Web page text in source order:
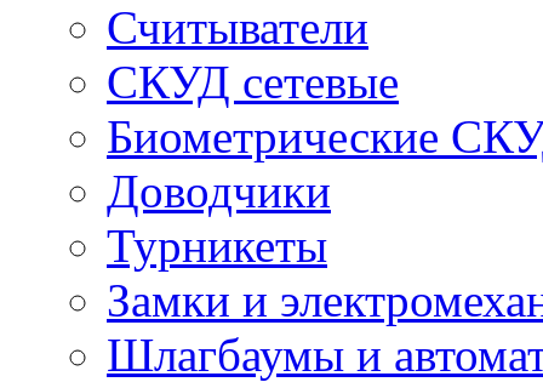
Считыватели
СКУД сетевые
Биометрические
Доводчики
Турникеты
Замки и
Шлагбаумы и